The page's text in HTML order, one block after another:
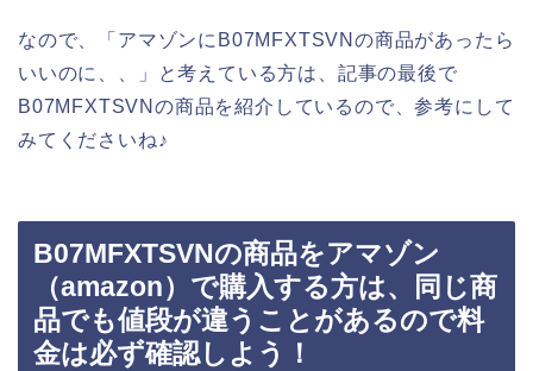
なので、「アマゾンにB07MFXTSVNの商品があったら
いいのに、、」と考えている方は、記事の最後で
B07MFXTSVNの商品を紹介しているので、参考にして
みてくださいね♪
B07MFXTSVNの商品をアマゾン
（amazon）で購入する方は、同じ商
品でも値段が違うことがあるので料
金は必ず確認しよう！